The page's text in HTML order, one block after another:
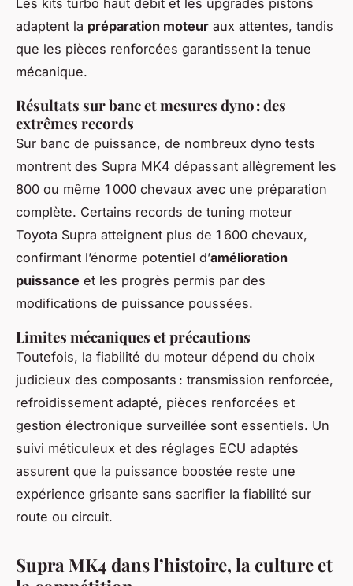
adaptent la préparation moteur aux attentes, tandis
que les pièces renforcées garantissent la tenue
mécanique.
Résultats sur banc et mesures dyno : des
extrêmes records
Sur banc de puissance, de nombreux dyno tests
montrent des Supra MK4 dépassant allègrement les
800 ou même 1 000 chevaux avec une préparation
complète. Certains records de tuning moteur
Toyota Supra atteignent plus de 1 600 chevaux,
confirmant l’énorme potentiel d’amélioration
puissance et les progrès permis par des
modifications de puissance poussées.
Limites mécaniques et précautions
Toutefois, la fiabilité du moteur dépend du choix
judicieux des composants : transmission renforcée,
refroidissement adapté, pièces renforcées et
gestion électronique surveillée sont essentiels. Un
suivi méticuleux et des réglages ECU adaptés
assurent que la puissance boostée reste une
expérience grisante sans sacrifier la fiabilité sur
route ou circuit.
Supra MK4 dans l’histoire, la culture et